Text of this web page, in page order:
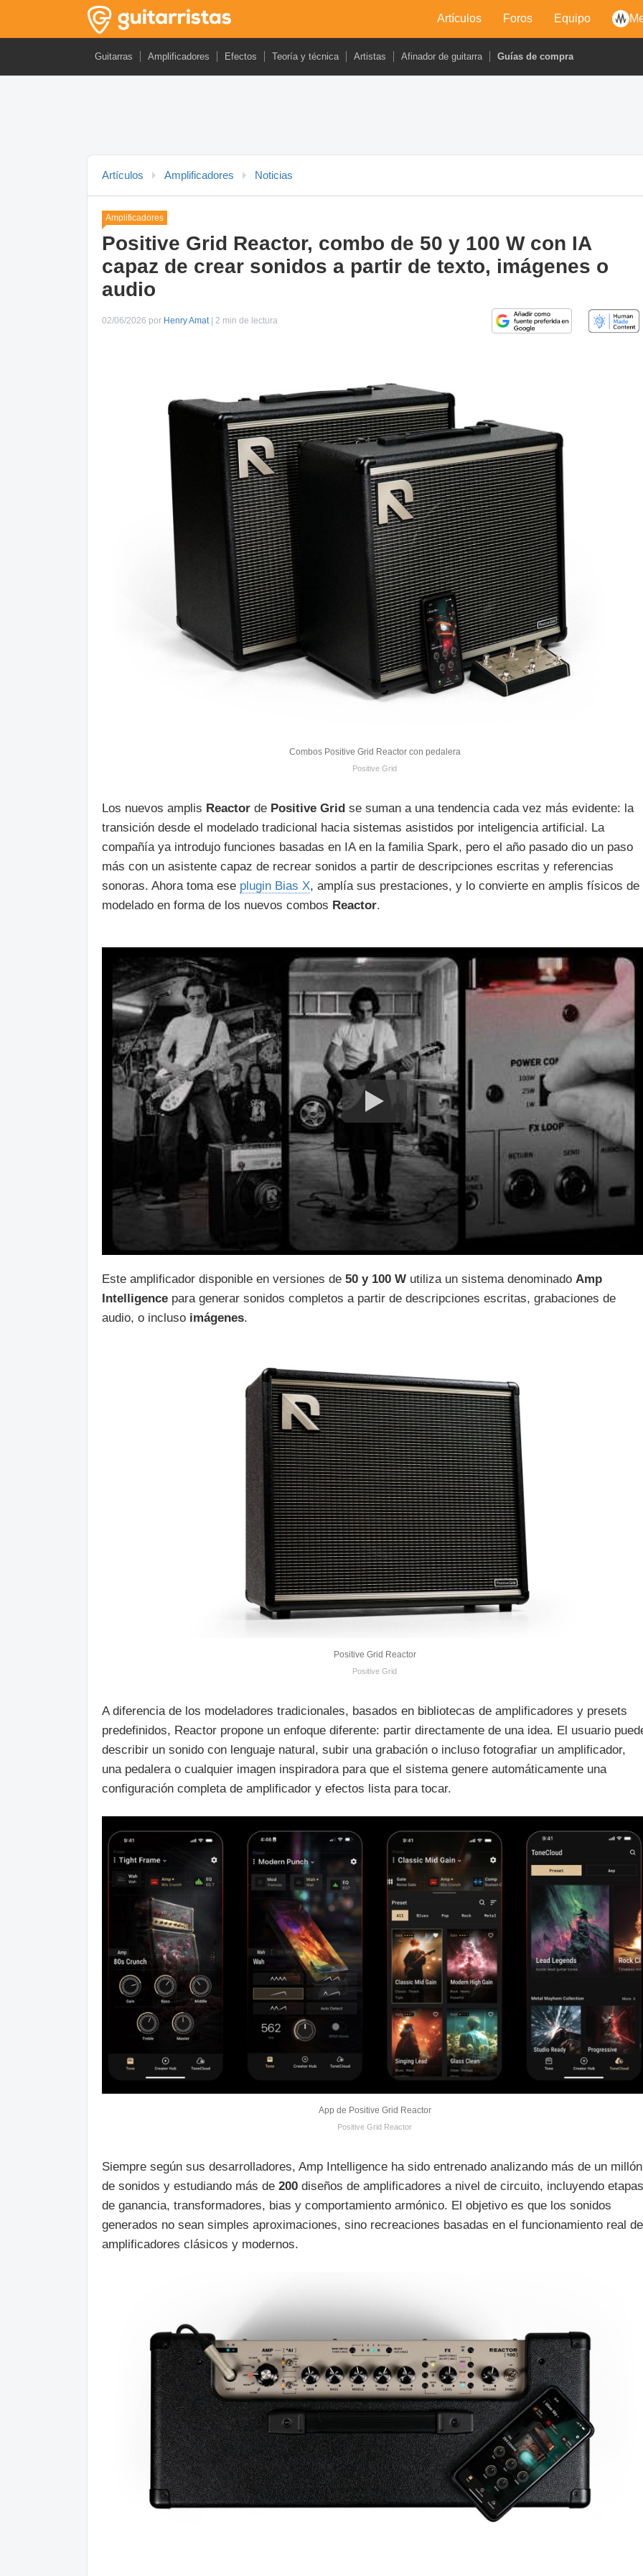
Artículos Foros Equipo
Guitarras Amplificadores Efectos Teoría y técnica Artistas Afinador de guitarra Guías de compra
Artículos Amplificadores Noticias
Amplificadores
Positive Grid Reactor, combo de 50 y 100 W con IA
capaz de crear sonidos a partir de texto, imágenes o
audio
02/06/2026 por Henry Amat| 2 min de lectura
Combos Positive Grid Reactor con pedalera
Positive Grid
Los nuevos amplis Reactor de Positive Grid se suman a una tendencia cada vez más evidente: la
transición desde el modelado tradicional hacia sistemas asistidos por inteligencia artificial. La
compañía ya introdujo funciones basadas en IA en la familia Spark, pero el año pasado dio un paso
más con un asistente capaz de recrear sonidos a partir de descripciones escritas y referencias
sonoras. Ahora toma ese plugin Bias X, amplía sus prestaciones, y lo convierte en amplis físicos de
modelado en forma de los nuevos combos Reactor.
Este amplificador disponible en versiones de 50 y 100 W utiliza un sistema denominado Amp
Intelligence para generar sonidos completos a partir de descripciones escritas, grabaciones de
audio, o incluso imágenes.
Positive Grid Reactor
Positive Grid
A diferencia de los modeladores tradicionales, basados en bibliotecas de amplificadores y presets
predefinidos, Reactor propone un enfoque diferente: partir directamente de una idea. El usuario
describir un sonido con lenguaje natural, subir una grabación o incluso fotografiar un amplificador,
una pedalera o cualquier imagen inspiradora para que el sistema genere automáticamente una
configuración completa de amplificador y efectos lista para tocar.
App de Positive Grid Reactor
Positive Grid Reactor
Siempre según sus desarrolladores, Amp Intelligence ha sido entrenado analizando más de un millón
de sonidos y estudiando más de 200 diseños de amplificadores a nivel de circuito, incluyendo etapas
de ganancia, transformadores, bias y comportamiento armónico. El objetivo es que los sonidos
generados no sean simples aproximaciones, sino recreaciones basadas en el funcionamiento real de
amplificadores clásicos y modernos.